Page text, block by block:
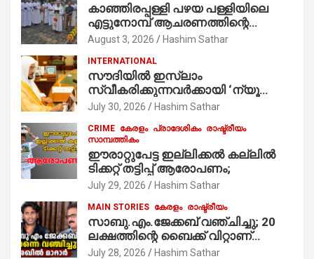
കാഞ്ഞിരപ്പള്ളി പഴയ പള്ളിയിലെ
എട്ടുനോമ്പ് ആചരണത്തിന്റെ
ഭാഗമായുള്ള പന്തലിന്റെ കാൽനാട്ട്
കുര്യൻ താമരശ്ശേരി
നിർവഹിക്കുന്നു.
August 3, 2026 Hashim Sathar
INTERNATIONAL
സൗദിയില്‍ ഇസ്‌ലാം
സ്വീകരിക്കുന്നവര്‍ക്കായി ‘ന്യൂ
മുസ്ലിം’ ഡിജിറ്റല്‍ കാര്‍ഡ് സേവനം
July 30, 2026 Hashim Sathar
CRIME കേരളം പ്രാദേശികം രാഷ്ട്രീയം
സാമ്പത്തികം
ഈരാറ്റുപേട്ട ഇല്ലിക്കൽ കല്ലിൽ
ടിക്കറ്റ് തട്ടിപ്പ് ആരോപണം;
July 29, 2026 Hashim Sathar
MAIN STORIES കേരളം രാഷ്ട്രീയം
സാബു.എം.ജേക്കബ് വഞ്ചിച്ചു; 20
ലക്ഷത്തിന്റെ ബൈക്ക് വിറ്റാണ്
തൃക്കാക്കരയില്‍ മത്സരിച്ചത്!
July 28, 2026 Hashim Sathar